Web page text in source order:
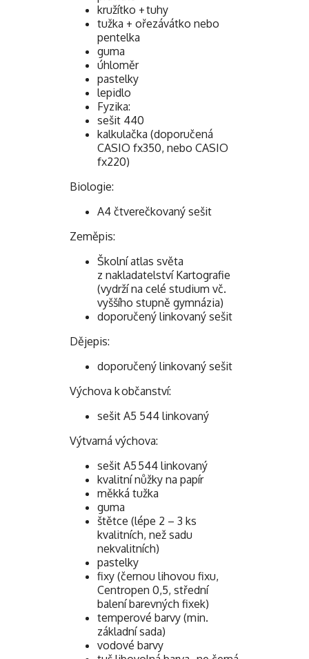
kružítko + tuhy
tužka + ořezávátko nebo
pentelka
guma
úhloměr
pastelky
lepidlo
Fyzika:
sešit 440
kalkulačka (doporučená
CASIO fx350, nebo CASIO
fx220)
Biologie:
A4 čtverečkovaný sešit
Zeměpis:
Školní atlas světa
z nakladatelství Kartografie
(vydrží na celé studium vč.
vyššího stupně gymnázia)
doporučený linkovaný sešit
Dějepis:
doporučený linkovaný sešit
Výchova k občanství:
sešit A5 544 linkovaný
Výtvarná výchova:
sešit A5 544 linkovaný
kvalitní nůžky na papír
měkká tužka
guma
štětce (lépe 2 – 3 ks
kvalitních, než sadu
nekvalitních)
pastelky
fixy (černou lihovou fixu,
Centropen 0,5, střední
balení barevných fixek)
temperové barvy (min.
základní sada)
vodové barvy